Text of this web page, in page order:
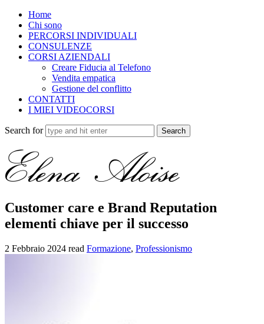
Home
Chi sono
PERCORSI INDIVIDUALI
CONSULENZE
CORSI AZIENDALI
Creare Fiducia al Telefono
Vendita empatica
Gestione del conflitto
CONTATTI
I MIEI VIDEOCORSI
Search for
Customer care e Brand Reputation
elementi chiave per il successo
2 Febbraio 2024 read Formazione, Professionismo